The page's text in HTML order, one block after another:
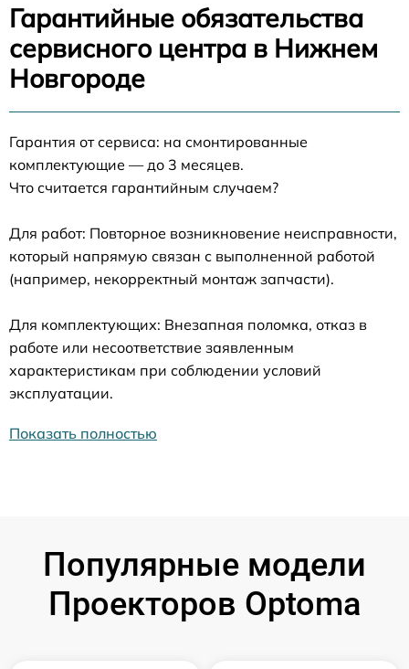
Гарантийные обязательства
сервисного центра в Нижнем
Новгороде
Гарантия от сервиса: на смонтированные
комплектующие — до 3 месяцев.
Что считается гарантийным случаем?
Для работ: Повторное возникновение неисправности,
который напрямую связан с выполненной работой
(например, некорректный монтаж запчасти).
Для комплектующих: Внезапная поломка, отказ в
работе или несоответствие заявленным
характеристикам при соблюдении условий
эксплуатации.
Показать полностью
Популярные модели
Проекторов Optoma